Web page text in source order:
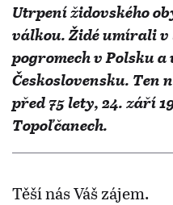
Utrpení židovského
válkou. Židé umírali v
pogromech v Polsku a
Československu. Ten
před 75 lety, 24. září
Topoľčanech.
Těší nás Váš zájem.